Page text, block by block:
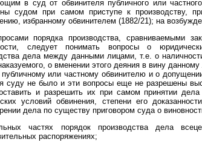
в суд от обвинителя публичного или
судом при самом приступе к производству,
избранному обвинителем (1882/21); на
порядка производства, сравниваемыми
следует понимать вопросы о
дела между данными лицами, т.е. о
о вменении этого деяния в вину
или частному обвинителю и о
суду не было и эти вопросы еще не разрешены
и разрешить их при самом принятии
условий обвинения, степени его
дела по существу приговором суда о
частях порядок производства дела
распоряжениях;